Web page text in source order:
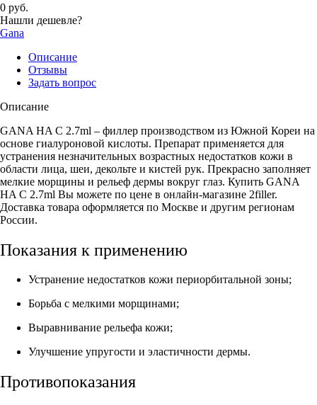
0 руб.
Нашли дешевле?
Gana
Описание
Отзывы
Задать вопрос
Описание
GANA HA С 2.7ml – филлер производством из Южной Кореи на
основе гиалуроновой кислоты. Препарат применяется для
устранения незначительных возрастных недостатков кожи в
области лица, шеи, декольте и кистей рук. Прекрасно заполняет
мелкие морщины и рельеф дермы вокруг глаз. Купить GANA
HA С 2.7ml Вы можете по цене в онлайн-магазине 2filler.
Доставка товара оформляется по Москве и другим регионам
России.
Показания к применению
Устранение недостатков кожи периорбитальной зоны;
Борьба с мелкими морщинами;
Выравнивание рельефа кожи;
Улучшение упругости и эластичности дермы.
Противопоказания